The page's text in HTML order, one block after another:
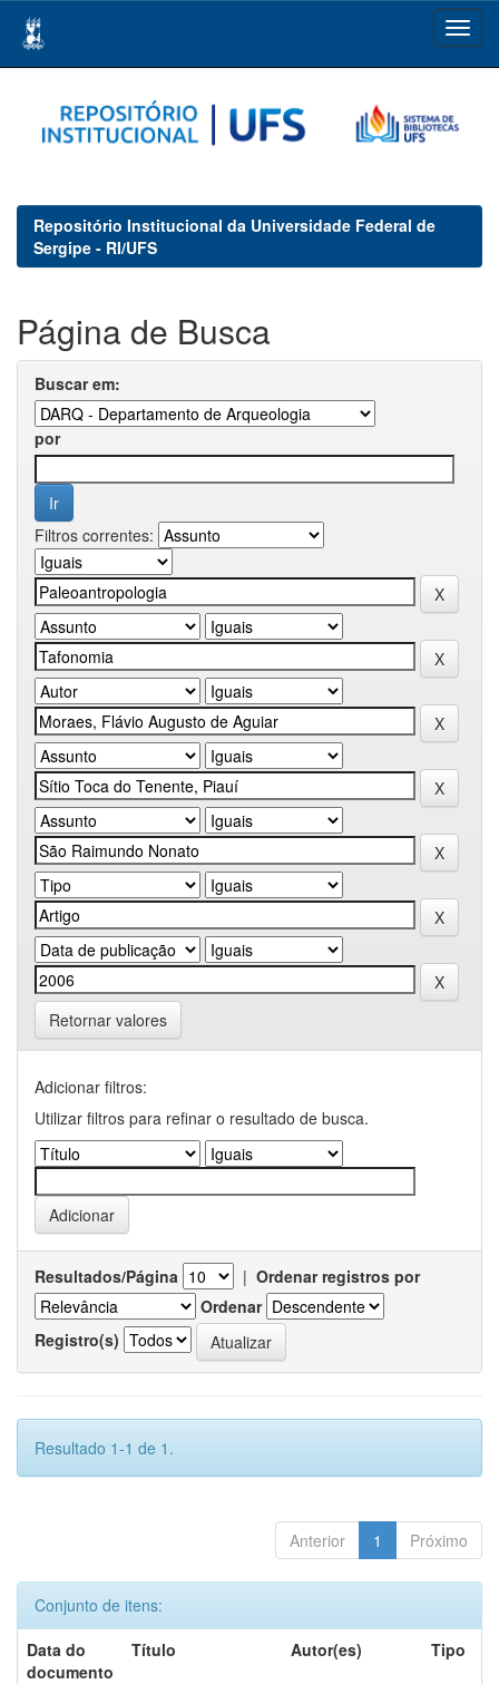
navigation
Repositório Institucional da Universidade Federal de
Sergipe - RI/UFS
Página de Busca
Buscar em:
por
Filtros correntes:
Retornar valores
Adicionar filtros:
Utilizar filtros para refinar o resultado de busca.
Resultados/Página | Ordenar registros por
Ordenar
Registro(s)
Resultado 1-1 de 1.
Anterior 1 Próximo
Conjunto de itens:
Data do
documento
Título Autor(es) Tipo